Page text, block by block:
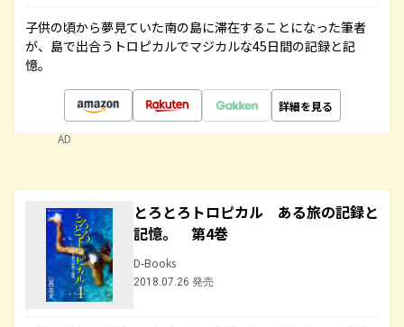
子供の頃から夢見ていた南の島に滞在することになった筆者
が、島で出合うトロピカルでマジカルな45日間の記録と記
憶。
詳細を見る
AD
とろとろトロピカル ある旅の記録と
記憶。 第4巻
D-Books
2018.07.26 発売